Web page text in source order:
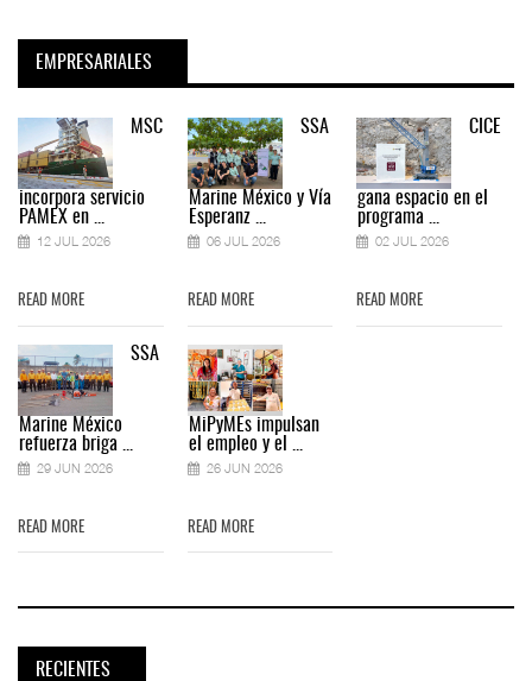
EMPRESARIALES
MSC
incorpora servicio
PAMEX en ...
12 JUL 2026
READ MORE
SSA
Marine México
refuerza briga ...
29 JUN 2026
READ MORE
SSA
Marine México y Vía
Esperanz ...
06 JUL 2026
READ MORE
MiPyMEs impulsan
el empleo y el ...
26 JUN 2026
READ MORE
CICE
gana espacio en el
programa ...
02 JUL 2026
READ MORE
RECIENTES